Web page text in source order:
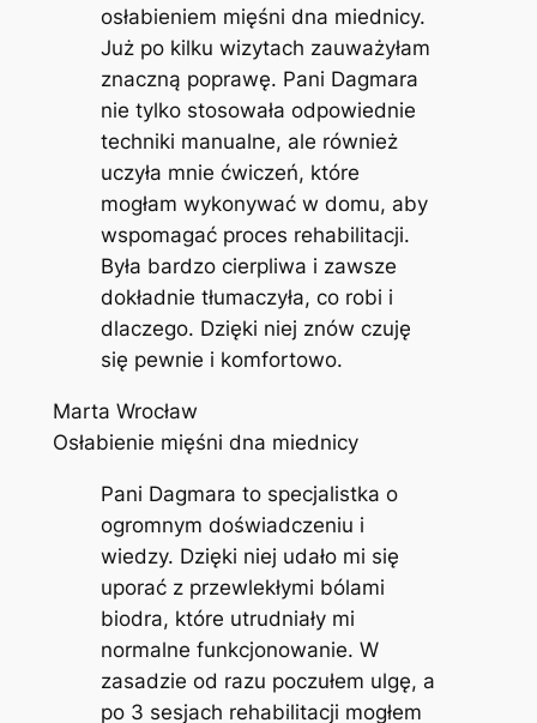
osłabieniem mięśni dna miednicy.
Już po kilku wizytach zauważyłam
znaczną poprawę. Pani Dagmara
nie tylko stosowała odpowiednie
techniki manualne, ale również
uczyła mnie ćwiczeń, które
mogłam wykonywać w domu, aby
wspomagać proces rehabilitacji.
Była bardzo cierpliwa i zawsze
dokładnie tłumaczyła, co robi i
dlaczego. Dzięki niej znów czuję
się pewnie i komfortowo.
Marta Wrocław
Osłabienie mięśni dna miednicy
Pani Dagmara to specjalistka o
ogromnym doświadczeniu i
wiedzy. Dzięki niej udało mi się
uporać z przewlekłymi bólami
biodra, które utrudniały mi
normalne funkcjonowanie. W
zasadzie od razu poczułem ulgę, a
po 3 sesjach rehabilitacji mogłem